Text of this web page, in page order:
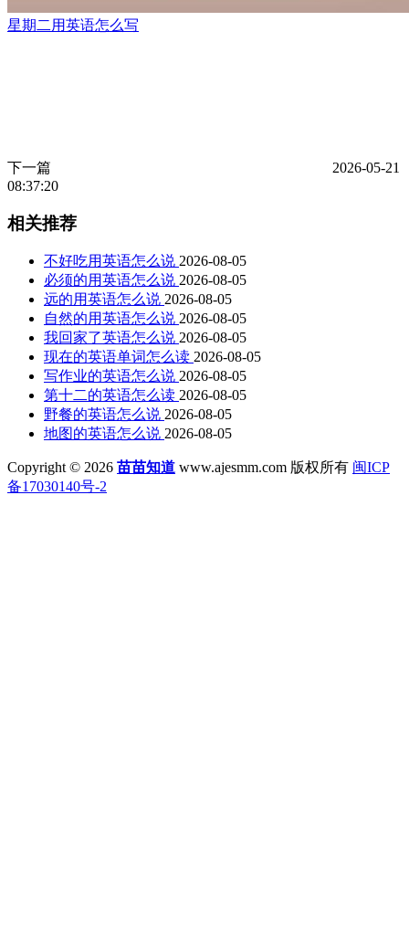
星期二用英语怎么写
下一篇
2026-05-21
08:37:20
相关推荐
不好吃用英语怎么说 2026-08-05
必须的用英语怎么说 2026-08-05
远的用英语怎么说 2026-08-05
自然的用英语怎么说 2026-08-05
我回家了英语怎么说 2026-08-05
现在的英语单词怎么读 2026-08-05
写作业的英语怎么说 2026-08-05
第十二的英语怎么读 2026-08-05
野餐的英语怎么说 2026-08-05
地图的英语怎么说 2026-08-05
Copyright © 2026 苗苗知道 www.ajesmm.com 版权所有 闽ICP
备17030140号-2